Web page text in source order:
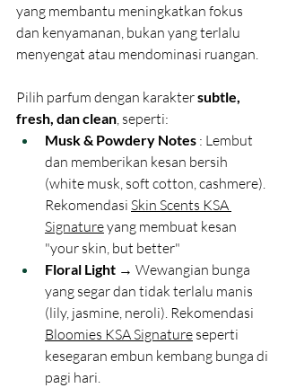
yang membantu meningkatkan fokus
dan kenyamanan, bukan yang terlalu
menyengat atau mendominasi ruangan.
Pilih parfum dengan karakter subtle,
fresh, dan clean, seperti:
Musk & Powdery Notes : Lembut
dan memberikan kesan bersih
(white musk, soft cotton, cashmere).
Rekomendasi Skin Scents KSA
Signature yang membuat kesan
"your skin, but better"
Floral Light → Wewangian bunga
yang segar dan tidak terlalu manis
(lily, jasmine, neroli). Rekomendasi
Bloomies KSA Signature seperti
kesegaran embun kembang bunga di
pagi hari.